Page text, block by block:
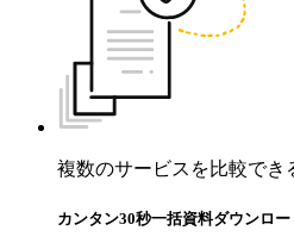
複数のサービスを比較でき
カンタン30秒一括資料ダウンロー